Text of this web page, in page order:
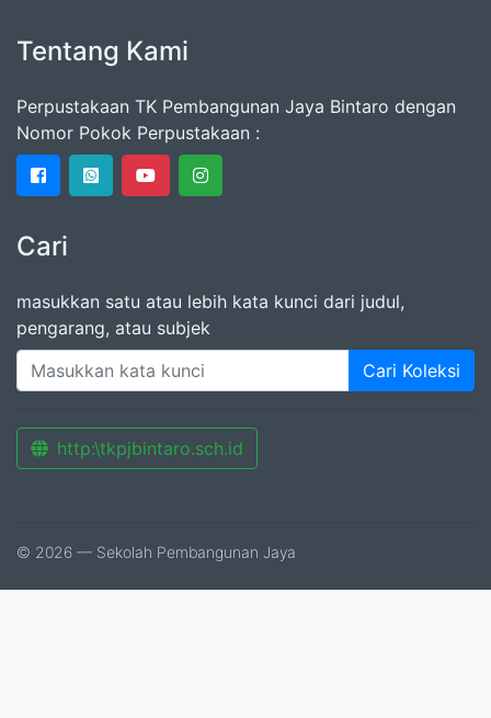
Tentang Kami
Perpustakaan TK Pembangunan Jaya Bintaro dengan
Nomor Pokok Perpustakaan :
Cari
masukkan satu atau lebih kata kunci dari judul,
pengarang, atau subjek
Cari Koleksi
http:\tkpjbintaro.sch.id
© 2026 — Sekolah Pembangunan Jaya